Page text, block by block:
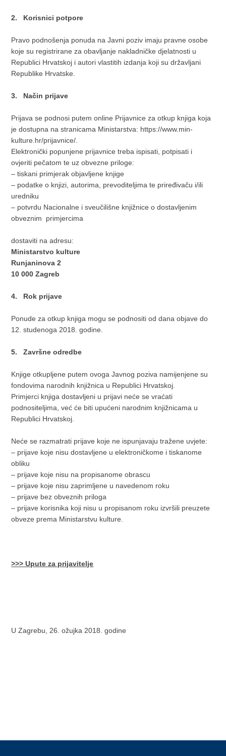
2. Korisnici potpore
Pravo podnošenja ponuda na Javni poziv imaju pravne osobe
koje su registrirane za obavljanje nakladničke djelatnosti u
Republici Hrvatskoj i autori vlastitih izdanja koji su državljani
Republike Hrvatske.
3. Način prijave
Prijava se podnosi putem online Prijavnice za otkup knjiga koja
je dostupna na stranicama Ministarstva: https://www.min-
kulture.hr/prijavnice/.
Elektronički popunjene prijavnice treba ispisati, potpisati i
ovjeriti pečatom te uz obvezne priloge:
– tiskani primjerak objavljene knjige
– podatke o knjizi, autorima, prevoditeljima te priređivaču i/ili
uredniku
– potvrdu Nacionalne i sveučilišne knjižnice o dostavljenim
obveznim primjercima
dostaviti na adresu:
Ministarstvo kulture
Runjaninova 2
10 000 Zagreb
4. Rok prijave
Ponude za otkup knjiga mogu se podnositi od dana objave do
12. studenoga 2018. godine.
5. Završne odredbe
Knjige otkupljene putem ovoga Javnog poziva namijenjene su
fondovima narodnih knjižnica u Republici Hrvatskoj.
Primjerci knjiga dostavljeni u prijavi neće se vraćati
podnositeljima, već će biti upućeni narodnim knjižnicama u
Republici Hrvatskoj.
Neće se razmatrati prijave koje ne ispunjavaju tražene uvjete:
– prijave koje nisu dostavljene u elektroničkome i tiskanome
obliku
– prijave koje nisu na propisanome obrascu
– prijave koje nisu zaprimljene u navedenom roku
– prijave bez obveznih priloga
– prijave korisnika koji nisu u propisanom roku izvršili preuzete
obveze prema Ministarstvu kulture.
>>> Upute za prijavitelje
U Zagrebu, 26. ožujka 2018. godine